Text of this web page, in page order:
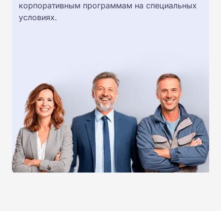
корпоративным программам на специальных
условиях.